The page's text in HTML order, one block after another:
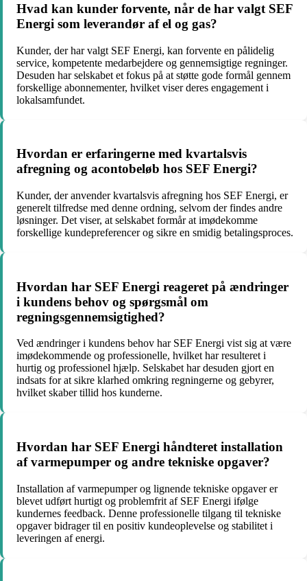
Hvad kan kunder forvente, når de har valgt SEF
Energi som leverandør af el og gas?
Kunder, der har valgt SEF Energi, kan forvente en pålidelig
service, kompetente medarbejdere og gennemsigtige regninger.
Desuden har selskabet et fokus på at støtte gode formål gennem
forskellige abonnementer, hvilket viser deres engagement i
lokalsamfundet.
Hvordan er erfaringerne med kvartalsvis
afregning og acontobeløb hos SEF Energi?
Kunder, der anvender kvartalsvis afregning hos SEF Energi, er
generelt tilfredse med denne ordning, selvom der findes andre
løsninger. Det viser, at selskabet formår at imødekomme
forskellige kundepreferencer og sikre en smidig betalingsproces.
Hvordan har SEF Energi reageret på ændringer
i kundens behov og spørgsmål om
regningsgennemsigtighed?
Ved ændringer i kundens behov har SEF Energi vist sig at være
imødekommende og professionelle, hvilket har resulteret i
hurtig og professionel hjælp. Selskabet har desuden gjort en
indsats for at sikre klarhed omkring regningerne og gebyrer,
hvilket skaber tillid hos kunderne.
Hvordan har SEF Energi håndteret installation
af varmepumper og andre tekniske opgaver?
Installation af varmepumper og lignende tekniske opgaver er
blevet udført hurtigt og problemfrit af SEF Energi ifølge
kundernes feedback. Denne professionelle tilgang til tekniske
opgaver bidrager til en positiv kundeoplevelse og stabilitet i
leveringen af energi.